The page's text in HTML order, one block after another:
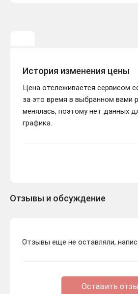
История изменения цены
Цена отслеживается сервисом
за это время в выбранном вами
менялась, поэтому нет данных
графика.
Отзывы и обсуждение
Отзывы еще не оставляли,
Оставить